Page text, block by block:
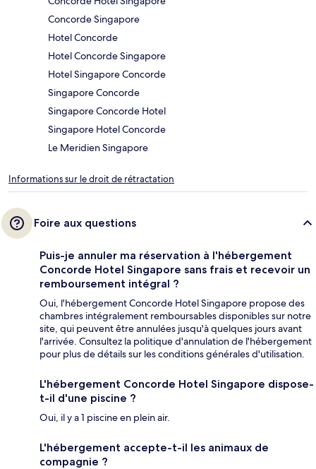
Concorde Singapore
Hotel Concorde
Hotel Concorde Singapore
Hotel Singapore Concorde
Singapore Concorde
Singapore Concorde Hotel
Singapore Hotel Concorde
Le Meridien Singapore
Informations sur le droit de rétractation
Foire aux questions
Puis-je annuler ma réservation à l'hébergement
Concorde Hotel Singapore sans frais et recevoir un
remboursement intégral ?
Oui, l'hébergement Concorde Hotel Singapore propose des
chambres intégralement remboursables disponibles sur notre
site, qui peuvent être annulées jusqu'à quelques jours avant
l'arrivée. Consultez la politique d'annulation de l'hébergement
pour plus de détails sur les conditions générales d'utilisation.
L'hébergement Concorde Hotel Singapore dispose-
t-il d'une piscine ?
Oui, il y a 1 piscine en plein air.
L'hébergement accepte-t-il les animaux de
compagnie ?